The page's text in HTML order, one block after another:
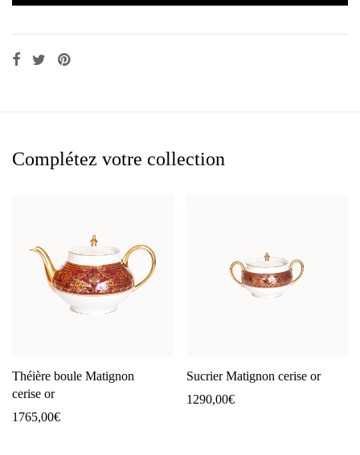
Complétez votre collection
Théière boule Matignon
cerise or
1765,00€
Sucrier Matignon cerise or
1290,00€